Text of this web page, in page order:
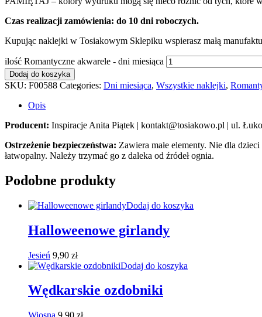
Czas realizacji zamówienia: do 10 dni roboczych.
Kupując naklejki w Tosiakowym Sklepiku wspierasz małą
ilość Romantyczne akwarele - dni miesiąca
Dodaj do koszyka
SKU: F00588 Categories: Dni miesiąca, Wszystkie naklejki,
Opis
Producent: Inspiracje Anita Piątek | kontakt@tosiakowo.pl | ul.
Ostrzeżenie bezpieczeństwa: Zawiera małe elementy. Nie dla
łatwopalny. Należy trzymać go z daleka od źródeł ognia.
Podobne produkty
Dodaj do koszyka
Halloweenowe girlandy
Jesień 9,90 zł
Dodaj do koszyka
Wędkarskie ozdobniki